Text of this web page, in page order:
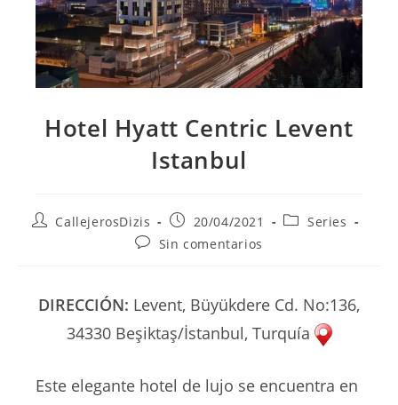
Hotel Hyatt Centric Levent
Istanbul
AutorCallejerosDizis
Publicación
la
20/04/2021
Categoría
Series
Comentarios
Sin comentarios
DIRECCIÓN: Levent, Büyükdere Cd. No:136,
34330 Beşiktaş/İstanbul, Turquía
Este elegante hotel de lujo se encuentra en